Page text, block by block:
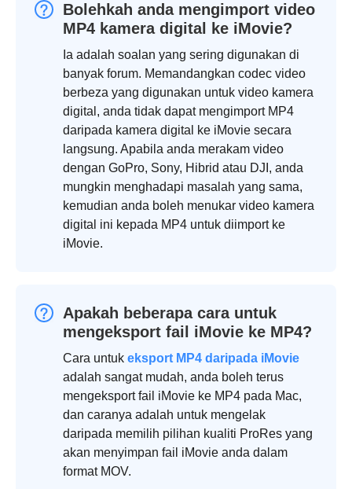
Bolehkah anda mengimport video
MP4 kamera digital ke iMovie?
Ia adalah soalan yang sering digunakan di
banyak forum. Memandangkan codec video
berbeza yang digunakan untuk video kamera
digital, anda tidak dapat mengimport MP4
daripada kamera digital ke iMovie secara
langsung. Apabila anda merakam video
dengan GoPro, Sony, Hibrid atau DJI, anda
mungkin menghadapi masalah yang sama,
kemudian anda boleh menukar video kamera
digital ini kepada MP4 untuk diimport ke
iMovie.
Apakah beberapa cara untuk
mengeksport fail iMovie ke MP4?
Cara untuk eksport MP4 daripada iMovie
adalah sangat mudah, anda boleh terus
mengeksport fail iMovie ke MP4 pada Mac,
dan caranya adalah untuk mengelak
daripada memilih pilihan kualiti ProRes yang
akan menyimpan fail iMovie anda dalam
format MOV.